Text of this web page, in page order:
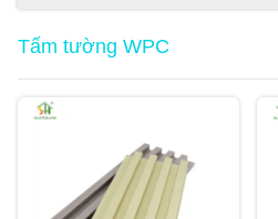
Tấm tường WPC